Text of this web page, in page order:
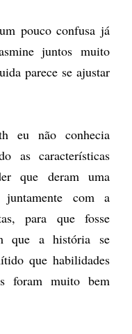
pouco confusa já
juntos muito
parece se ajustar
eu não conhecia
as características
que deram uma
juntamente com a
para que fosse
que a história se
que habilidades
foram muito bem